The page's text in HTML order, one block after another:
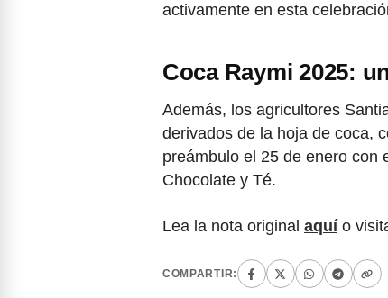
activamente en esta
Coca Raymi 2025:
Además, los agricultores
derivados de la hoja de coca,
preámbulo el 25 de enero con
Chocolate y Té.
Lea la nota original aquío
COMPARTIR: